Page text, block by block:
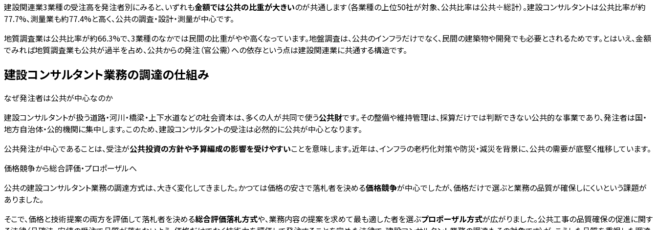
建設関連業3業種の受注高を発注者別にみると、いずれも金額では公共の比重が大きいのが共通します（各業種の上位50社が対象、公共比率は公共÷総計）。建設コンサルタントは公共比率が約
77.7%、測量業も約77.4%と高く、公共の調査・設計・測量が中心です。
地質調査業は公共比率が約66.3%で、3業種のなかでは民間の比重がやや高くなっています。地盤調査は、公共のインフラだけでなく、民間の建築物や開発でも必要とされるためです。とはいえ、金額
でみれば地質調査業も公共が過半を占め、公共からの発注（官公需）への依存という点は建設関連業に共通する構造です。
建設コンサルタント業務の調達の仕組み
なぜ発注者は公共が中心なのか
建設コンサルタントが扱う道路・河川・橋梁・上下水道などの社会資本は、多くの人が共同で使う公共財です。その整備や維持管理は、採算だけでは判断できない公共的な事業であり、発注者は国・
地方自治体・公的機関に集中します。このため、建設コンサルタントの受注は必然的に公共が中心となります。
公共発注が中心であることは、受注が公共投資の方針や予算編成の影響を受けやすいことを意味します。近年は、インフラの老朽化対策や防災・減災を背景に、公共の需要が底堅く推移しています。
価格競争から総合評価・プロポーザルへ
公共の建設コンサルタント業務の調達方式は、大きく変化してきました。かつては価格の安さで落札者を決める価格競争が中心でしたが、価格だけで選ぶと業務の品質が確保しにくいという課題が
ありました。
そこで、価格と技術提案の両方を評価して落札者を決める総合評価落札方式や、業務内容の提案を求めて最も適した者を選ぶプロポーザル方式が広がりました。公共工事の品質確保の促進に関す